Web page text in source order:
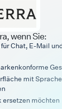
wenn Sie:
Chat, E-Mail
mit
ersetzen möchten